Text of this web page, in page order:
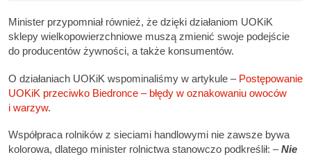
Minister przypomniał również, że dzięki działaniom UOKiK
sklepy wielkopowierzchniowe muszą zmienić swoje podejście
do producentów żywności, a także konsumentów.
O działaniach UOKiK wspominaliśmy w artykule – Postępowanie
UOKiK przeciwko Biedronce – błędy w oznakowaniu owoców
i warzyw.
Współpraca rolników z sieciami handlowymi nie zawsze bywa
kolorowa, dlatego minister rolnictwa stanowczo podkreślił: –Nie